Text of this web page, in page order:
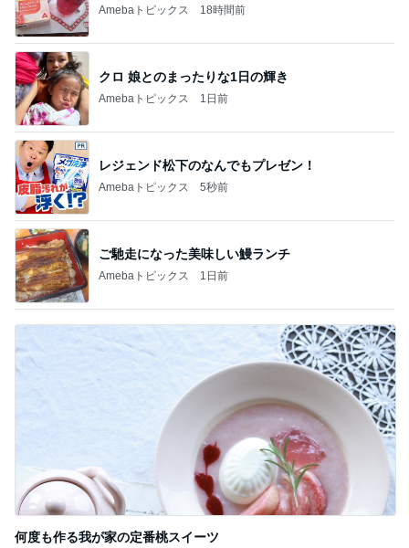
Amebaトピックス 5秒前
ご馳走になった美味しい鰻ランチ
Amebaトピックス 1日前
何度も作る我が家の定番桃スイーツ
Amebaトピックス
記事を読む
トップブロガーランキング